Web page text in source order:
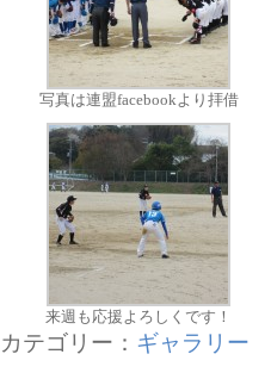
写真は連盟facebookより拝借
来週も応援よろしくです！
テゴリー： ギャラリー